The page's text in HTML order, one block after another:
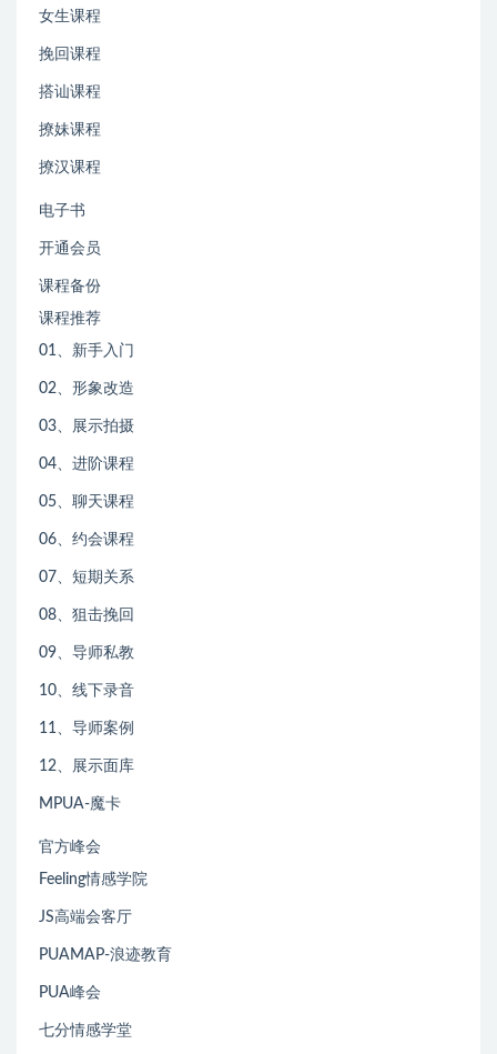
女生课程
挽回课程
搭讪课程
撩妹课程
撩汉课程
电子书
开通会员
课程备份
课程推荐
01、新手入门
02、形象改造
03、展示拍摄
04、进阶课程
05、聊天课程
06、约会课程
07、短期关系
08、狙击挽回
09、导师私教
10、线下录音
11、导师案例
12、展示面库
MPUA-魔卡
官方峰会
Feeling情感学院
JS高端会客厅
PUAMAP-浪迹教育
PUA峰会
七分情感学堂